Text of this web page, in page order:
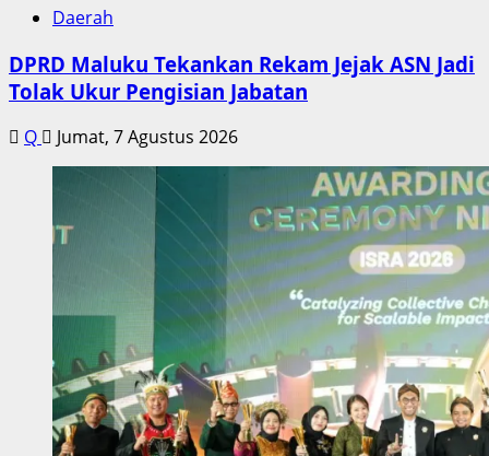
Daerah
DPRD Maluku Tekankan Rekam Jejak ASN Jadi
Tolak Ukur Pengisian Jabatan
Q Jumat, 7 Agustus 2026